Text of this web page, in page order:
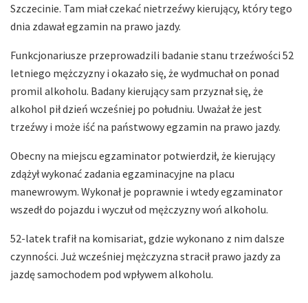
Szczecinie. Tam miał czekać nietrzeźwy kierujący, który tego
dnia zdawał egzamin na prawo jazdy.
Funkcjonariusze przeprowadzili badanie stanu trzeźwości 52
letniego mężczyzny i okazało się, że wydmuchał on ponad
promil alkoholu. Badany kierujący sam przyznał się, że
alkohol pił dzień wcześniej po południu. Uważał że jest
trzeźwy i może iść na państwowy egzamin na prawo jazdy.
Obecny na miejscu egzaminator potwierdził, że kierujący
zdążył wykonać zadania egzaminacyjne na placu
manewrowym. Wykonał je poprawnie i wtedy egzaminator
wszedł do pojazdu i wyczuł od mężczyzny woń alkoholu.
52-latek trafił na komisariat, gdzie wykonano z nim dalsze
czynności. Już wcześniej mężczyzna stracił prawo jazdy za
jazdę samochodem pod wpływem alkoholu.